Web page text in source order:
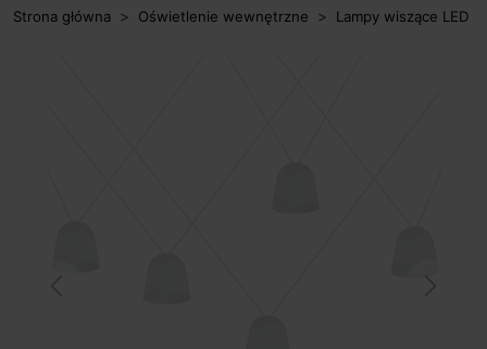
Strona główna Oświetlenie wewnętrzne Lampy wiszące LED